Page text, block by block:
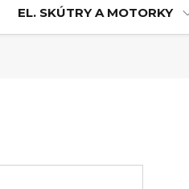
EL. SKÚTRY A MOTORKY